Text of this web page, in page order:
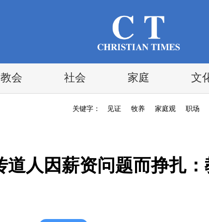
教会 社会 家庭 文
关键字： 见证 牧养 家庭观 职场
道人因薪资问题而挣扎